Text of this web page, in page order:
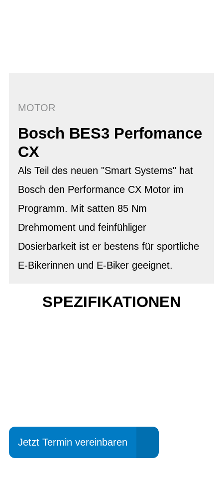
MOTOR
Bosch BES3 Perfomance
CX
Als Teil des neuen "Smart Systems" hat
Bosch den Performance CX Motor im
Programm. Mit satten 85 Nm
Drehmoment und feinfühliger
Dosierbarkeit ist er bestens für sportliche
E-Bikerinnen und E-Biker geeignet.
SPEZIFIKATIONEN
Jetzt Termin vereinbaren